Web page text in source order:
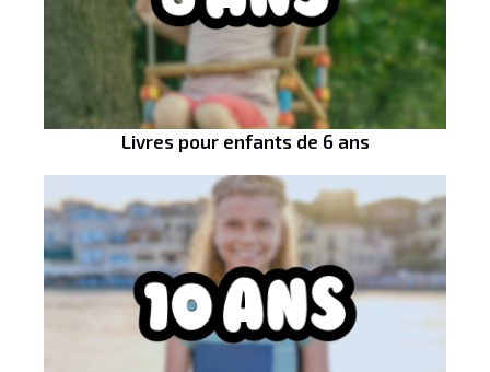
Livres pour enfants de 6 ans